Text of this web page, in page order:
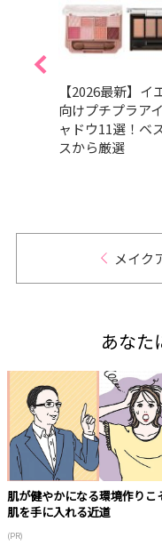
【2026最新】イ
向けプチプラア
ャドウ11選！ベ
スから厳選
メイク
あなた
肌が健やかになる環境作りこ
肌を手に入れる近道
(PR)